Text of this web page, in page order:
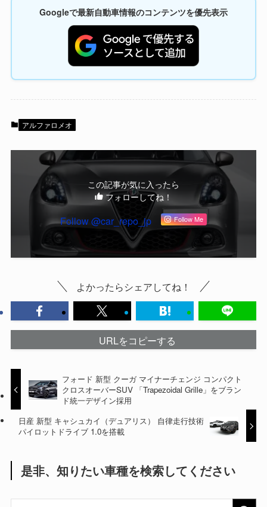
Googleで最新自動車情報のコンテンツを優先表示
アルファロメオ
この記事が気に入ったら
フォローしてね！
Follow @car_repo_jp Follow Me
よかったらシェアしてね！
URLをコピーする
フォード 新型 クーガ マイナーチェンジ コンパクト
クロスオーバーSUV 「Trapezoidal Grille」をブラン
ド統一デザイン採用
日産 新型 キャシュカイ（デュアリス） 自律走行技術
パイロットドライブ 1.0を搭載
是非、知りたい車種を検索してください